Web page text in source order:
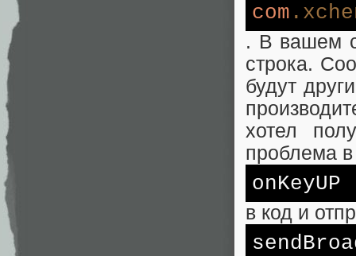
com
. В вашем
строка.
будут
хотел
проблема
onKeyUP
в код и